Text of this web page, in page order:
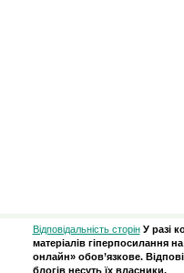
Відповідальність сторін У разі
матеріалів гіперпосилання
онлайн» обов’язкове.
блогів несуть їх власники.